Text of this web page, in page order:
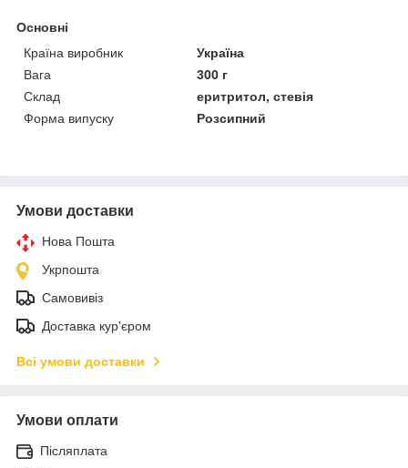
Основні
Країна виробник
Україна
Вага
300 г
Склад
еритритол, стевія
Форма випуску
Розсипний
Умови доставки
Нова Пошта
Укрпошта
Самовивіз
Доставка кур'єром
Всі умови доставки
Умови оплати
Післяплата